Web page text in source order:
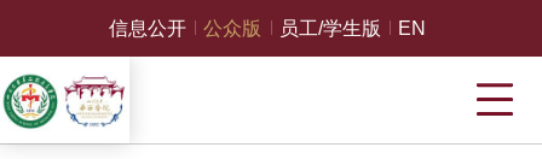
信息公开 公众版 员工/学生版 EN